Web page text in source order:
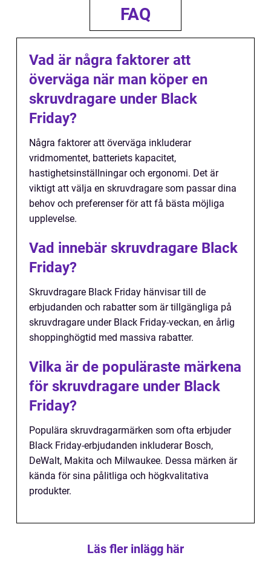
FAQ
Vad är några faktorer att
överväga när man köper en
skruvdragare under Black
Friday?
Några faktorer att överväga inkluderar
vridmomentet, batteriets kapacitet,
hastighetsinställningar och ergonomi. Det är
viktigt att välja en skruvdragare som passar dina
behov och preferenser för att få bästa möjliga
upplevelse.
Vad innebär skruvdragare Black
Friday?
Skruvdragare Black Friday hänvisar till de
erbjudanden och rabatter som är tillgängliga på
skruvdragare under Black Friday-veckan, en årlig
shoppinghögtid med massiva rabatter.
Vilka är de populäraste märkena
för skruvdragare under Black
Friday?
Populära skruvdragarmärken som ofta erbjuder
Black Friday-erbjudanden inkluderar Bosch,
DeWalt, Makita och Milwaukee. Dessa märken är
kända för sina pålitliga och högkvalitativa
produkter.
Läs fler inlägg här